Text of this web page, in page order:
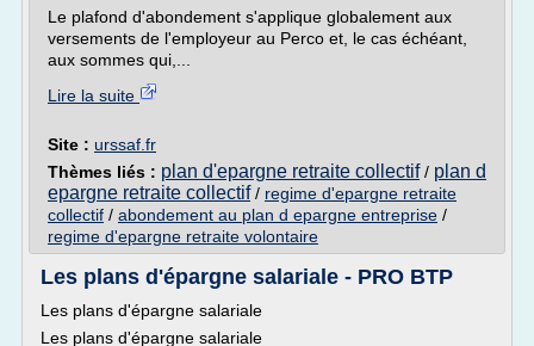
Le plafond d'abondement s'applique globalement aux
versements de l'employeur au Perco et, le cas échéant,
aux sommes qui,...
Lire la suite
Site : urssaf.fr
Thèmes liés : plan d'epargne retraite collectif/ plan d
epargne retraite collectif/ regime d'epargne retraite
collectif / abondement au plan d epargne entreprise /
regime d'epargne retraite volontaire
Les plans d'épargne salariale - PRO BTP
Les plans d'épargne salariale
Les plans d'épargne salariale